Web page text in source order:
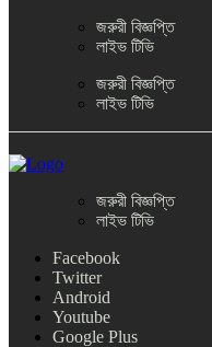
জরুরী বিজ্ঞপ্তি
লাইভ টিভি
জরুরী বিজ্ঞপ্তি
লাইভ টিভি
জরুরী বিজ্ঞপ্তি
লাইভ টিভি
Facebook
Twitter
Android
Youtube
Google Plus